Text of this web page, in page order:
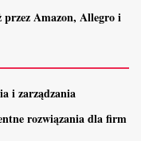
przez Amazon, Allegro i
i zarządzania
rozwiązania dla firm